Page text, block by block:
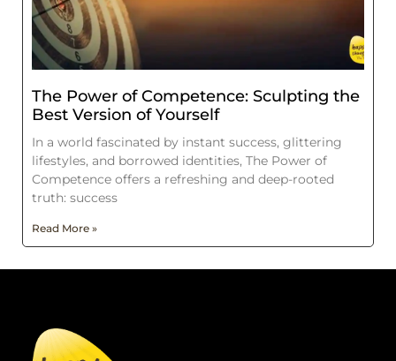
The Power of Competence: Sculpting the
Best Version of Yourself
In a world fascinated by instant success, glittering
lifestyles, and borrowed identities, The Power of
Competence offers a refreshing and deep-rooted
truth: success
Read More »